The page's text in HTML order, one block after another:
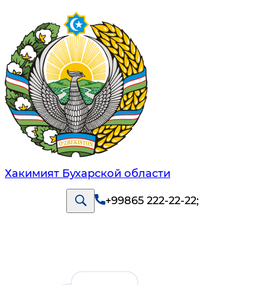
Хакимият Бухарской области
+99865 222-22-22;